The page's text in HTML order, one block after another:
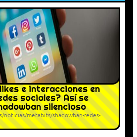
e interacciones en
sociales? Así se
silencioso
noticias/metabits/shadowban-redes-